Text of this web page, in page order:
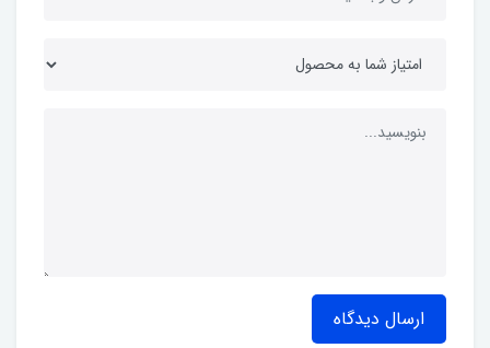
ارسال دیدگاه